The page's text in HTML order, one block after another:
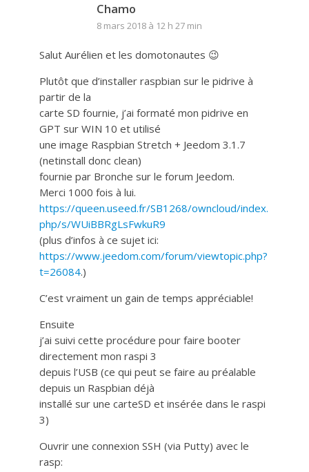
Chamo
8 mars 2018 à 12 h 27 min
Salut Aurélien et les domotonautes 😉
Plutôt que d’installer raspbian sur le pidrive à
partir de la
carte SD fournie, j’ai formaté mon pidrive en
GPT sur WIN 10 et utilisé
une image Raspbian Stretch + Jeedom 3.1.7
(netinstall donc clean)
fournie par Bronche sur le forum Jeedom.
Merci 1000 fois à lui.
https://queen.useed.fr/SB1268/owncloud/index.
php/s/WUiBBRgLsFwkuR9
(plus d’infos à ce sujet ici:
https://www.jeedom.com/forum/viewtopic.php?
t=26084.)
C’est vraiment un gain de temps appréciable!
Ensuite
j’ai suivi cette procédure pour faire booter
directement mon raspi 3
depuis l’USB (ce qui peut se faire au préalable
depuis un Raspbian déjà
installé sur une carteSD et insérée dans le raspi
3)
Ouvrir une connexion SSH (via Putty) avec le
rasp: